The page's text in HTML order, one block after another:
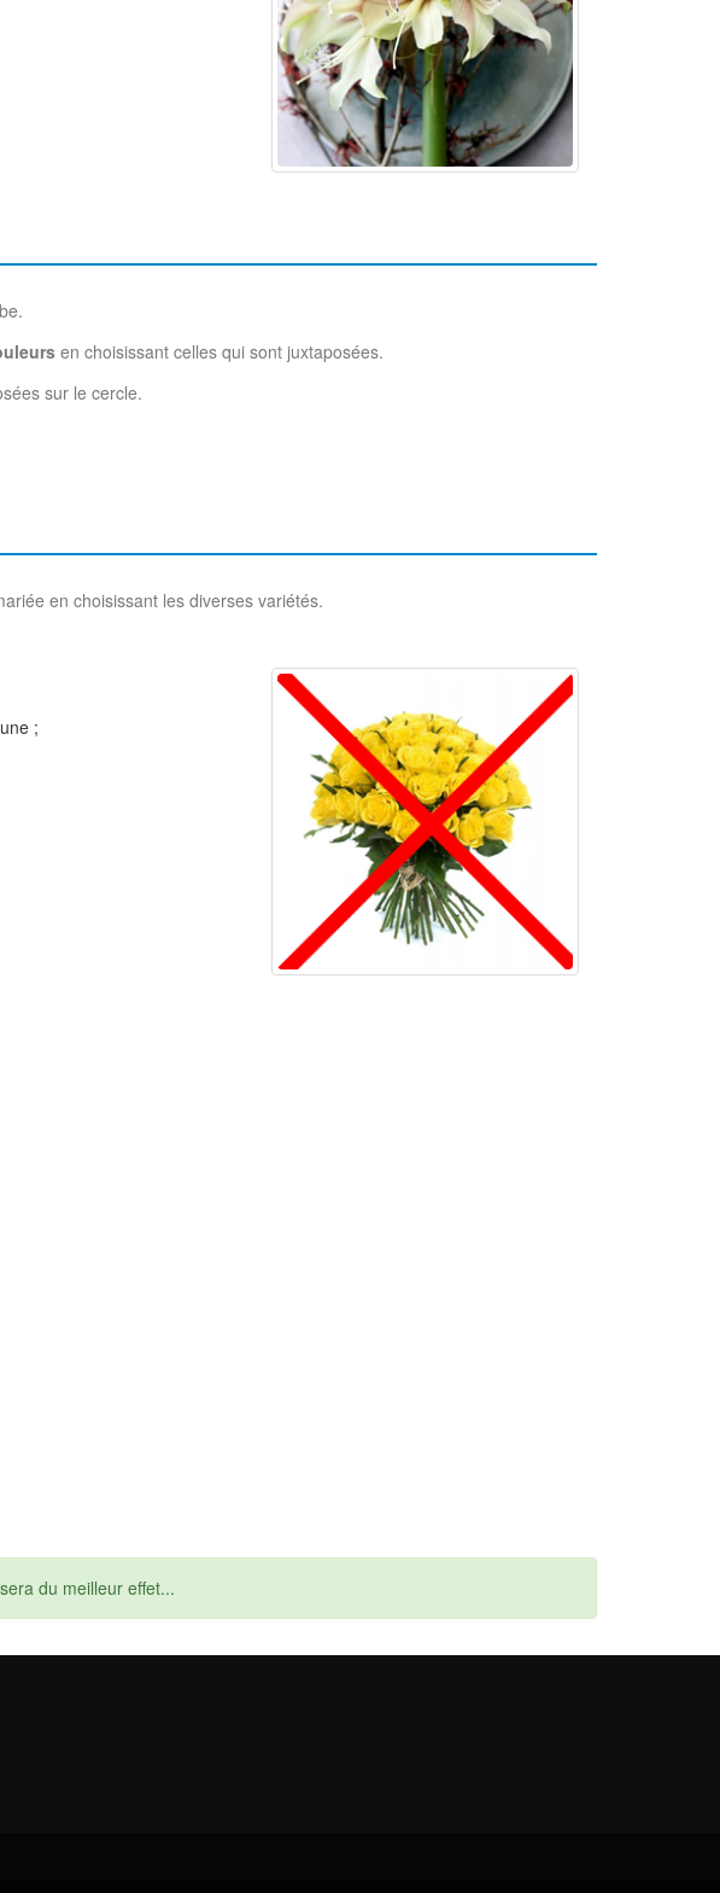
en choisissant celles qui sont juxtaposées.
sur le cercle.
en choisissant les diverses variétés.
;
du meilleur effet...